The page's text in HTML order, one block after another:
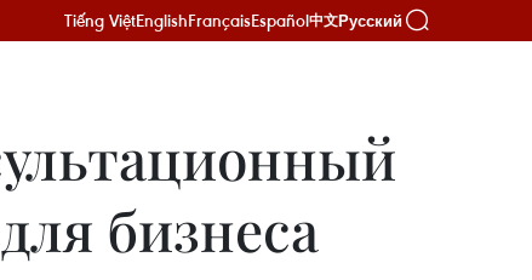
Tiếng ViệtEnglishFrançaisEspañol中文Русский
бизнеса